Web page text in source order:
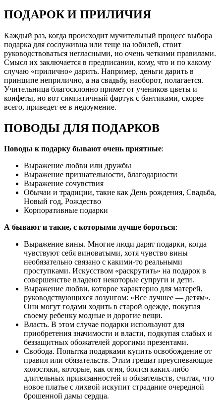
ПОДАРОК И ПРИЛИЧИЯ
Каждый раз, когда происходит мучительный процесс выбора
подарка для сослуживца или теще на юбилей, стоит
руководствоваться негласными, но очень четкими правилами.
Смысл их заключается в предписании, кому, что и по какому
случаю «прилично» дарить. Например, деньги дарить в
принципе неприлично, а на свадьбу, наоборот, полагается.
Учительница благосклонно примет от учеников цветы и
конфеты, но вот симпатичный фартук с бантиками, скорее
всего, приведет ее в недоумение.
ПОВОДЫ ДЛЯ ПОДАРКОВ
Поводы к подарку бывают очень приятные:
Выражение любви или дружбы
Выражение признательности, благодарности
Выражение сочувствия
Обычаи и традиции, такие как День рождения, Свадьба,
Новый год, Рождество
Корпоративные подарки
А бывают и такие, с которыми лучше бороться:
Выражение вины. Многие люди дарят подарки, когда
чувствуют себя виноватыми, хотя чувство вины
необязательно связано с какими-то реальными
проступками. Искусством «раскрутить» на подарок в
совершенстве владеют некоторые супруги и дети.
Выражение любви, которое характерно для матерей,
руководствующихся лозунгом: «Все лучшее — детям».
Они могут годами ходить в старой одежде, покупая
своему ребенку модные и дорогие вещи.
Власть. В этом случае подарки используют для
приобретения значимости и власти, подкупая слабых и
беззащитных обожателей дорогими презентами.
Свобода. Попытка подарками купить освобождение от
правил или обязательств. Этим грешат преуспевающие
холостяки, которые, как огня, боятся каких-либо
длительных привязанностей и обязательств, считая, что
новое платье с лихвой искупит страдание очередной
брошенной дамы сердца.